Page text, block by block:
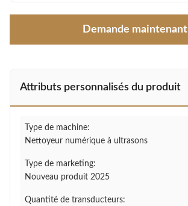
Demande maintenant
Attributs personnalisés du produit
Type de machine:
Nettoyeur numérique à ultrasons
Type de marketing:
Nouveau produit 2025
Quantité de transducteurs: